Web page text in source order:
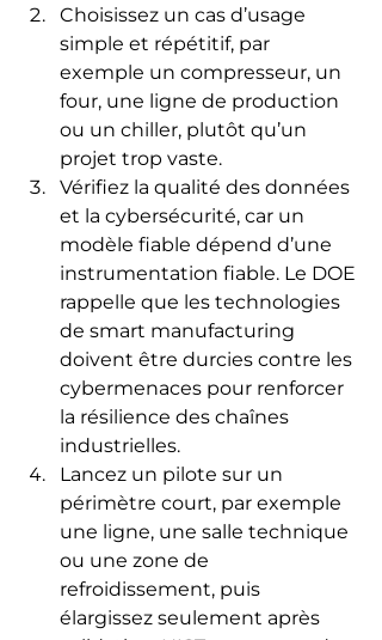
Choisissez un cas d’usage
simple et répétitif, par
exemple un compresseur, un
four, une ligne de production
ou un chiller, plutôt qu’un
projet trop vaste.
Vérifiez la qualité des données
et la cybersécurité, car un
modèle fiable dépend d’une
instrumentation fiable. Le DOE
rappelle que les technologies
de smart manufacturing
doivent être durcies contre les
cybermenaces pour renforcer
la résilience des chaînes
industrielles.
Lancez un pilote sur un
périmètre court, par exemple
une ligne, une salle technique
ou une zone de
refroidissement, puis
élargissez seulement après